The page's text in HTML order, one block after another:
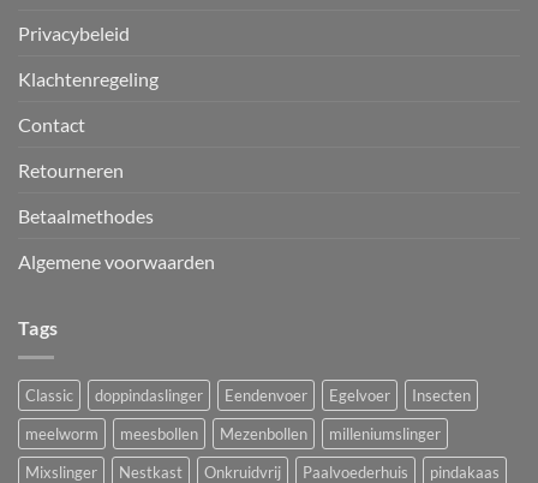
Privacybeleid
Klachtenregeling
Contact
Retourneren
Betaalmethodes
Algemene voorwaarden
Tags
Classic doppindaslinger Eendenvoer Egelvoer
Insecten
meelworm
meesbollen Mezenbollen
milleniumslinger
Mixslinger
Nestkast Onkruidvrij Paalvoederhuis
pindakaas